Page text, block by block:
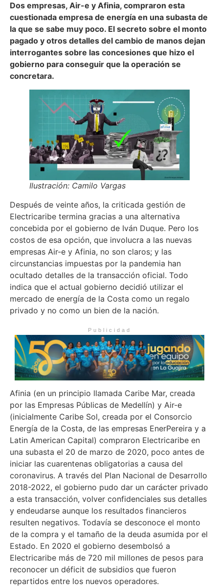
Dos empresas, Air-e y Afinia, compraron esta
cuestionada empresa de energía en una subasta de
la que se sabe muy poco. El secreto sobre el monto
pagado y otros detalles del cambio de manos dejan
interrogantes sobre las concesiones que hizo el
gobierno para conseguir que la operación se
concretara.
Ilustración: Camilo Vargas
Después de veinte años, la criticada gestión de
Electricaribe termina gracias a una alternativa
concebida por el gobierno de Iván Duque. Pero los
costos de esa opción, que involucra a las nuevas
empresas Air-e y Afinia, no son claros; y las
circunstancias impuestas por la pandemia han
ocultado detalles de la transacción oficial. Todo
indica que el actual gobierno decidió utilizar el
mercado de energía de la Costa como un regalo
privado y no como un bien de la nación.
Publicidad
Afinia (en un principio llamada Caribe Mar, creada
por las Empresas Públicas de Medellín) y Air-e
(inicialmente Caribe Sol, creada por el Consorcio
Energía de la Costa, de las empresas EnerPereira y a
Latin American Capital) compraron Electricaribe en
una subasta el 20 de marzo de 2020, poco antes de
iniciar las cuarentenas obligatorias a causa del
coronavirus. A través del Plan Nacional de Desarrollo
2018-2022, el gobierno pudo dar un carácter privado
a esta transacción, volver confidenciales sus detalles
y endeudarse aunque los resultados financieros
resulten negativos. Todavía se desconoce el monto
de la compra y el tamaño de la deuda asumida por el
Estado. En 2020 el gobierno desembolsó a
Electricaribe más de 720 mil millones de pesos para
reconocer un déficit de subsidios que fueron
repartidos entre los nuevos operadores.